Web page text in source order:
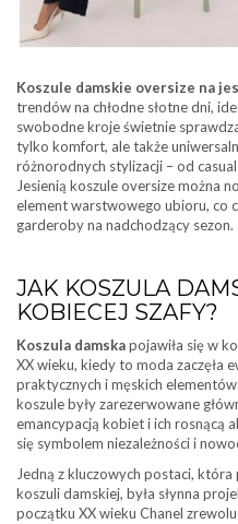
Koszule damskie oversize na
trendów na chłodne słotne dni,
swobodne kroje świetnie
tylko komfort, ale także
różnorodnych stylizacji – od
Jesienią koszule oversize można
element warstwowego ubioru, co
garderoby na nadchodzący sezon.
JAK KOSZULA
KOBIECEJ SZAFY?
Koszula damskapojawiła się w
XX wieku, kiedy to moda zaczęła
praktycznych i męskich
koszule były zarezerwowane
emancypacją kobiet i ich rosnącą
się symbolem niezależności i
Jedną z kluczowych postaci,
koszuli damskiej, była słynna
początku XX wieku Chanel